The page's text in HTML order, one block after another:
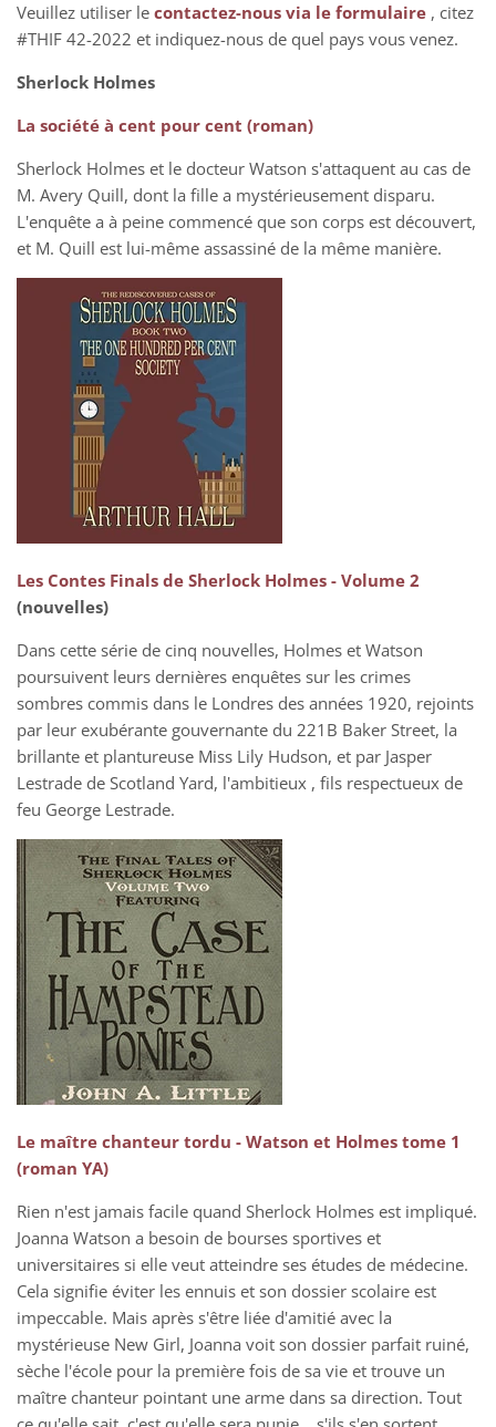
Veuillez utiliser le contactez-nous via le formulaire , citez
#THIF 42-2022 et indiquez-nous de quel pays vous venez.
Sherlock Holmes
La société à cent pour cent (roman)
Sherlock Holmes et le docteur Watson s'attaquent au cas de
M. Avery Quill, dont la fille a mystérieusement disparu.
L'enquête a à peine commencé que son corps est découvert,
et M. Quill est lui-même assassiné de la même manière.
Les Contes Finals de Sherlock Holmes - Volume 2
(nouvelles)
Dans cette série de cinq nouvelles, Holmes et Watson
poursuivent leurs dernières enquêtes sur les crimes
sombres commis dans le Londres des années 1920, rejoints
par leur exubérante gouvernante du 221B Baker Street, la
brillante et plantureuse Miss Lily Hudson, et par Jasper
Lestrade de Scotland Yard, l'ambitieux , fils respectueux de
feu George Lestrade.
Le maître chanteur tordu - Watson et Holmes tome 1
(roman YA)
Rien n'est jamais facile quand Sherlock Holmes est impliqué.
Joanna Watson a besoin de bourses sportives et
universitaires si elle veut atteindre ses études de médecine.
Cela signifie éviter les ennuis et son dossier scolaire est
impeccable. Mais après s'être liée d'amitié avec la
mystérieuse New Girl, Joanna voit son dossier parfait ruiné,
sèche l'école pour la première fois de sa vie et trouve un
maître chanteur pointant une arme dans sa direction. Tout